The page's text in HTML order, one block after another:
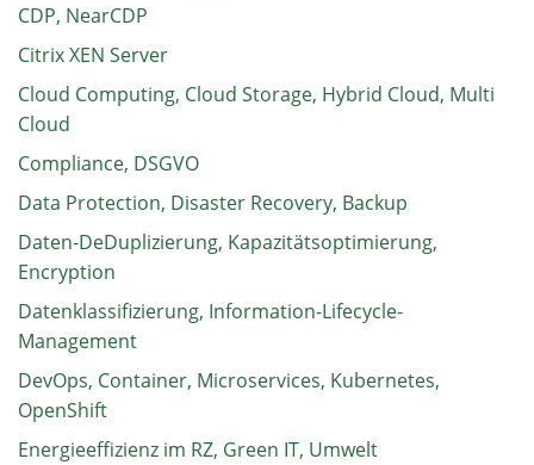
CDP, NearCDP
Citrix XEN Server
Cloud Computing, Cloud Storage, Hybrid Cloud, Multi
Cloud
Compliance, DSGVO
Data Protection, Disaster Recovery, Backup
Daten-DeDuplizierung, Kapazitätsoptimierung,
Encryption
Datenklassifizierung, Information-Lifecycle-
Management
DevOps, Container, Microservices, Kubernetes,
OpenShift
Energieeffizienz im RZ, Green IT, Umwelt